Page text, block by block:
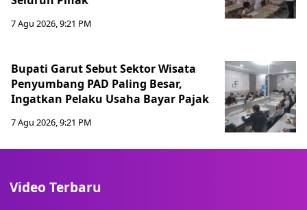
7 Agu 2026, 9:21 PM
Bupati Garut Sebut Sektor Wisata
Penyumbang PAD Paling Besar,
Ingatkan Pelaku Usaha Bayar Pajak
7 Agu 2026, 9:21 PM
Video Terbaru